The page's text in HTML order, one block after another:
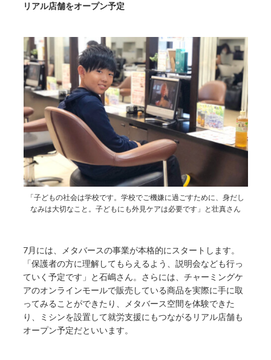
リアル店舗をオープン予定
「子どもの社会は学校です。学校でご機嫌に過ごすために、身だし
なみは大切なこと。子どもにも外見ケアは必要です」と壮真さん
7月には、メタバースの事業が本格的にスタートします。
「保護者の方に理解してもらえるよう、説明会なども行っ
ていく予定です」と石嶋さん。さらには、チャーミングケ
アのオンラインモールで販売している商品を実際に手に取
ってみることができたり、メタバース空間を体験できた
り、ミシンを設置して就労支援にもつながるリアル店舗も
オープン予定だといいます。